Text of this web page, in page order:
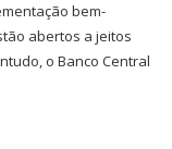
bem-
abertos a jeitos
o Banco Central